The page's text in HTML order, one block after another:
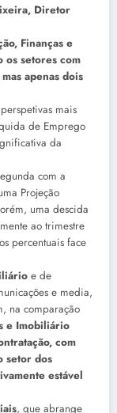
Diretor
Finanças e
os setores com
apenas dois
mais
de Emprego
da
com a
Projeção
uma descida
ao trimestre
percentuais face
e de
e media,
na comparação
e Imobiliário
com
setor dos
estável
, que abrange